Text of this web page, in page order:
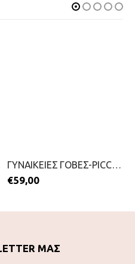
ΓΥΝΑΙΚΕΙΕΣ ΓΟΒΕΣ-PICCADILLY-2111-0370-ΜΑΥΡΟ
€59,00
ΜΑΣ